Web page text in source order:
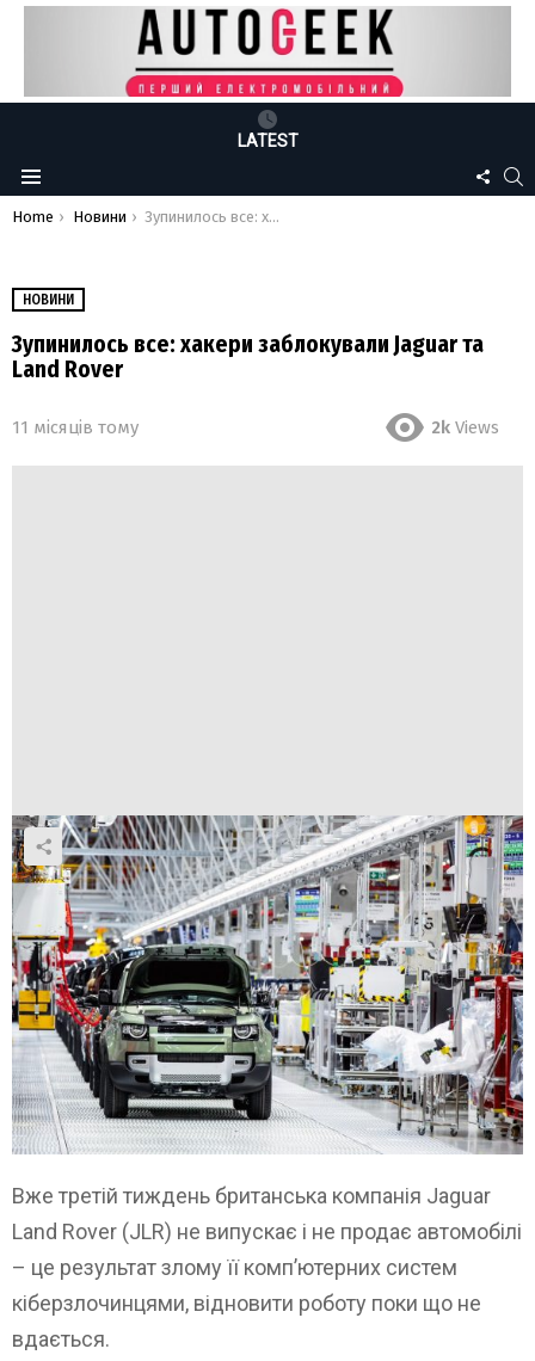
LATEST
Menu
US
You are here:
Home Новини Зупинилось все: хакери заблокували Jaguar та Land Rover
НОВИНИ
Зупинилось все: хакери заблокували Jaguar та
Land Rover
11 місяців тому 2k Views
Вже третій тиждень британська компанія Jaguar
Land Rover (JLR) не випускає і не продає автомобілі
– це результат злому її комп’ютерних систем
кіберзлочинцями, відновити роботу поки що не
вдається.